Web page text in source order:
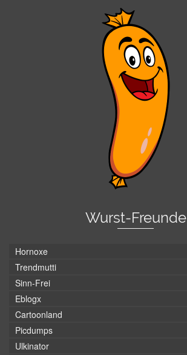
Wurst-Freunde
Hornoxe
Trendmutti
Sinn-Frei
Eblogx
Cartoonland
Picdumps
Ulkinator